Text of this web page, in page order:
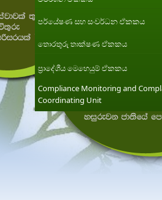
පර්යේෂණ සහ සංවර්ධන ඒකකය
තොරතුරු තාක්ෂණ ඒකකය
ප්‍රාදේශීය මෙහෙයුම් ඒකකය
Compliance Monitoring and
Coordinating Unit